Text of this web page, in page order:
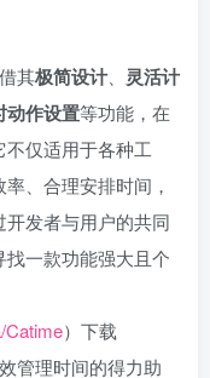
其极简设计、 灵活计
动作设置等功能，在
仅适用于各种工
、合理安排时间，
发者与用户的共同
一款功能强大且个
Catime）下载
管理时间的得力助